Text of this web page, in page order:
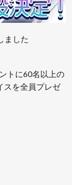
ました
トに60名以上の
スを全員プレゼ